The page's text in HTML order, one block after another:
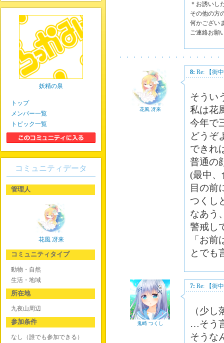
＊お誘いし
その他の方
何かござい
ご連絡お願
花風 冴来
8: Re: 【街
そうい
私は花
今年で
どうぞ
できれ
普通の
(最中
目の前
つくし
なあう
警戒し
「お
とでも
鬼崎 つくし
7: Re: 【街
（少
…そう
そうな
妖精の泉
トップ
メンバー一覧
トピック一覧
コミュニティデータ
管理人
花風 冴来
コミュニティタイプ
動物・自然
生活・地域
所在地
九夜山周辺
参加条件
なし（誰でも参加できる）